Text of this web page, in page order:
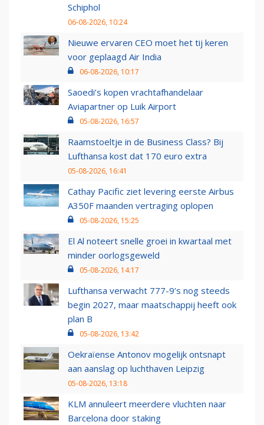
Schiphol
06-08-2026, 10:24
Nieuwe ervaren CEO moet het tij keren
voor geplaagd Air India
06-08-2026, 10:17
Saoedi’s kopen vrachtafhandelaar
Aviapartner op Luik Airport
05-08-2026, 16:57
Raamstoeltje in de Business Class? Bij
Lufthansa kost dat 170 euro extra
05-08-2026, 16:41
Cathay Pacific ziet levering eerste Airbus
A350F maanden vertraging oplopen
05-08-2026, 15:25
El Al noteert snelle groei in kwartaal met
minder oorlogsgeweld
05-08-2026, 14:17
Lufthansa verwacht 777-9’s nog steeds
begin 2027, maar maatschappij heeft ook
plan B
05-08-2026, 13:42
Oekraïense Antonov mogelijk ontsnapt
aan aanslag op luchthaven Leipzig
05-08-2026, 13:18
KLM annuleert meerdere vluchten naar
Barcelona door staking